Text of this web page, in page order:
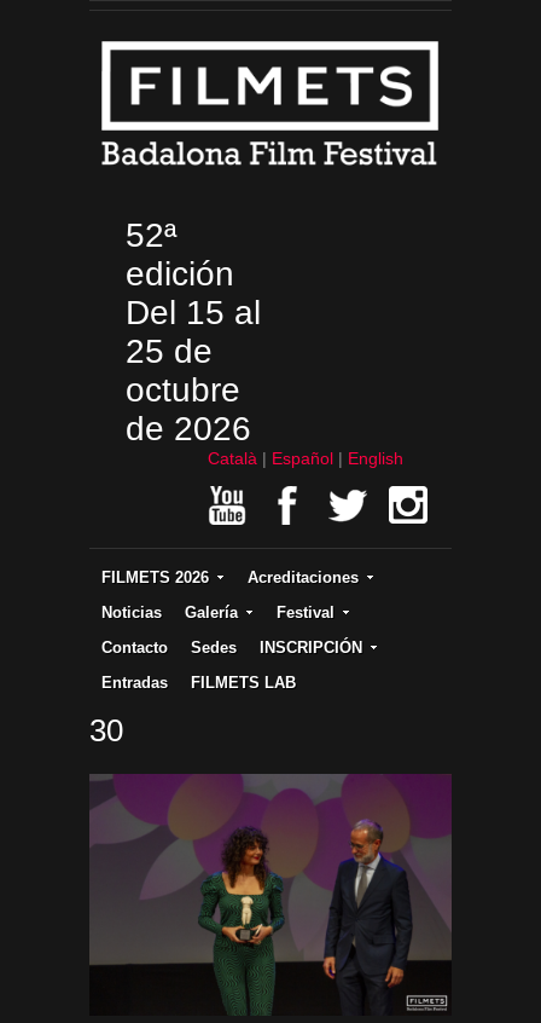
52ª
edición
Del 15 al
25 de
octubre
de 2026
Català Español English
FILMETS 2026
Acreditaciones
Noticias
Galería
Festival
Contacto
Sedes
INSCRIPCIÓN
Entradas
FILMETS LAB
30